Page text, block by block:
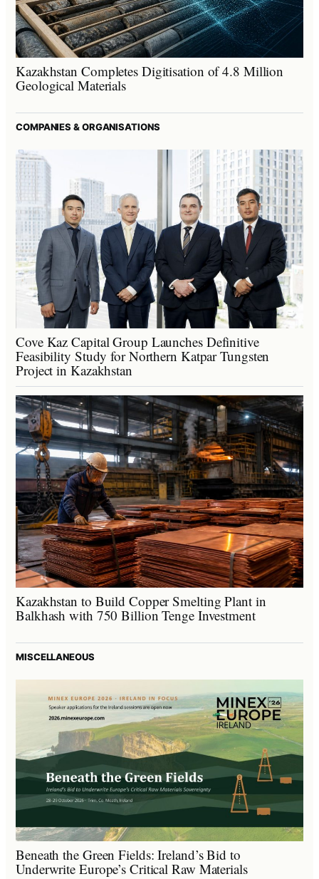
Kazakhstan Completes Digitisation of 4.8 Million
Geological Materials
COMPANIES & ORGANISATIONS
Cove Kaz Capital Group Launches Definitive
Feasibility Study for Northern Katpar Tungsten
Project in Kazakhstan
Kazakhstan to Build Copper Smelting Plant in
Balkhash with 750 Billion Tenge Investment
MISCELLANEOUS
Beneath the Green Fields: Ireland’s Bid to
Underwrite Europe’s Critical Raw Materials